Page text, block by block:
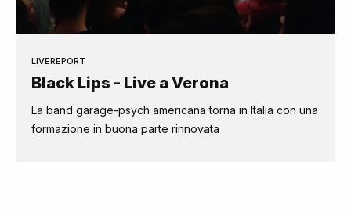
LIVEREPORT
Black Lips - Live a Verona
La band garage-psych americana torna in Italia con una
formazione in buona parte rinnovata